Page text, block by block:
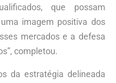
que possam
imagem positiva dos
mercados e a defesa
completou.
da estratégia delineada